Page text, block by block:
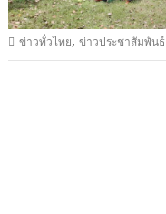
ข่าวทั่วไทย,ข่าวประชาสัมพันธ์